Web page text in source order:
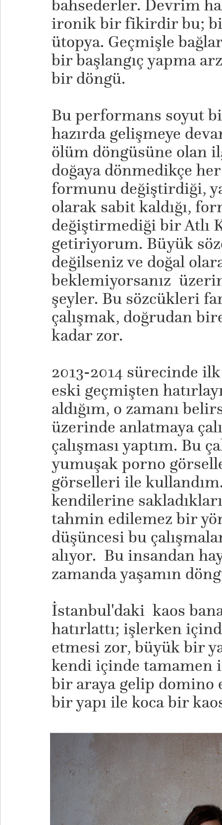
bahsederler. Devrim
ironik bir fikirdir bu;
ütopya. Geçmişle
bir başlangıç yapma
bir döngü.
Bu performans soyut
hazırda gelişmeye
ölüm döngüsüne olan
doğaya dönmedikçe
formunu değiştirdiği,
olarak sabit kaldığı,
değiştirmediği bir Atlı
getiriyorum. Büyük
değilseniz ve doğal
beklemiyorsanız
şeyler. Bu sözcükleri
çalışmak, doğrudan
kadar zor.
2013-2014 sürecinde
eski geçmişten
aldığım, o zamanı
üzerinde anlatmaya
çalışması yaptım. Bu
yumuşak porno
görselleri ile
kendilerine
tahmin edilemez bir
düşüncesi bu
alıyor. Bu insandan
zamanda yaşamın
İstanbul'daki kaos
hatırlattı; işlerken
etmesi zor, büyük bir
kendi içinde tamamen
bir araya gelip domino
bir yapı ile koca bir